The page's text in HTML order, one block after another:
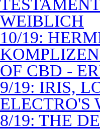
WEIBLICH
10/19:
OF CBD -
9/19: IRIS,
ELECTRO'S
8/19: THE